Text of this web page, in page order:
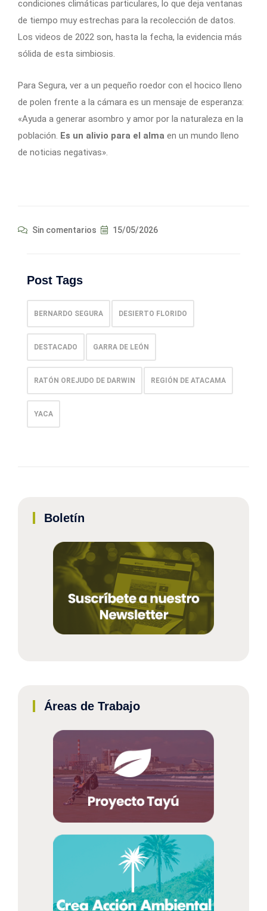
condiciones climáticas particulares, lo que deja ventanas
de tiempo muy estrechas para la recolección de datos.
Los videos de 2022 son, hasta la fecha, la evidencia más
sólida de esta simbiosis.
Para Segura, ver a un pequeño roedor con el hocico lleno
de polen frente a la cámara es un mensaje de esperanza:
«Ayuda a generar asombro y amor por la naturaleza en la
población. Es un alivio para el alma en un mundo lleno
de noticias negativas».
Sin comentarios 15/05/2026
Post Tags
BERNARDO SEGURA DESIERTO FLORIDO
DESTACADO GARRA DE LEÓN
RATÓN OREJUDO DE DARWIN REGIÓN DE ATACAMA
YACA
Boletín
Áreas de Trabajo